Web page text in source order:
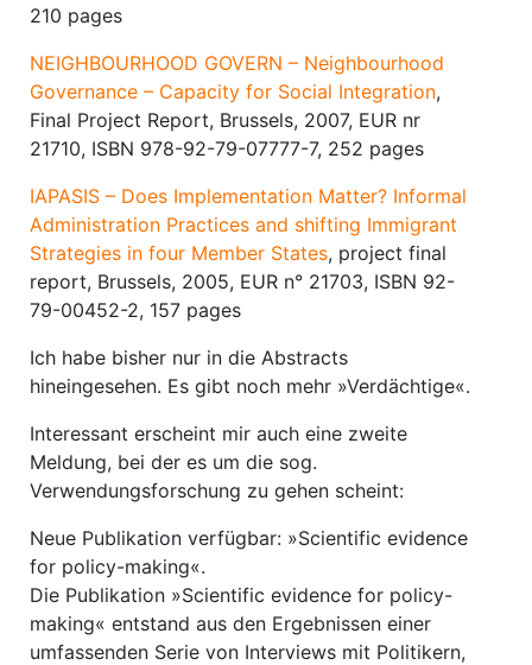
210 pages
NEIGHBOURHOOD GOVERN – Neighbourhood
Governance – Capacity for Social Integration,
Final Project Report, Brussels, 2007, EUR nr
21710, ISBN 978-92-79-07777-7, 252 pages
IAPASIS – Does Implementation Matter? Informal
Administration Practices and shifting Immigrant
Strategies in four Member States, project final
report, Brussels, 2005, EUR n° 21703, ISBN 92-
79-00452-2, 157 pages
Ich habe bisher nur in die Abstracts
hineingesehen. Es gibt noch mehr »Verdächtige«.
Interessant erscheint mir auch eine zweite
Meldung, bei der es um die sog.
Verwendungsforschung zu gehen scheint:
Neue Publikation verfügbar: »Scientific evidence
for policy-making«.
Die Publikation »Scientific evidence for policy-
making« entstand aus den Ergebnissen einer
umfassenden Serie von Interviews mit Politikern,